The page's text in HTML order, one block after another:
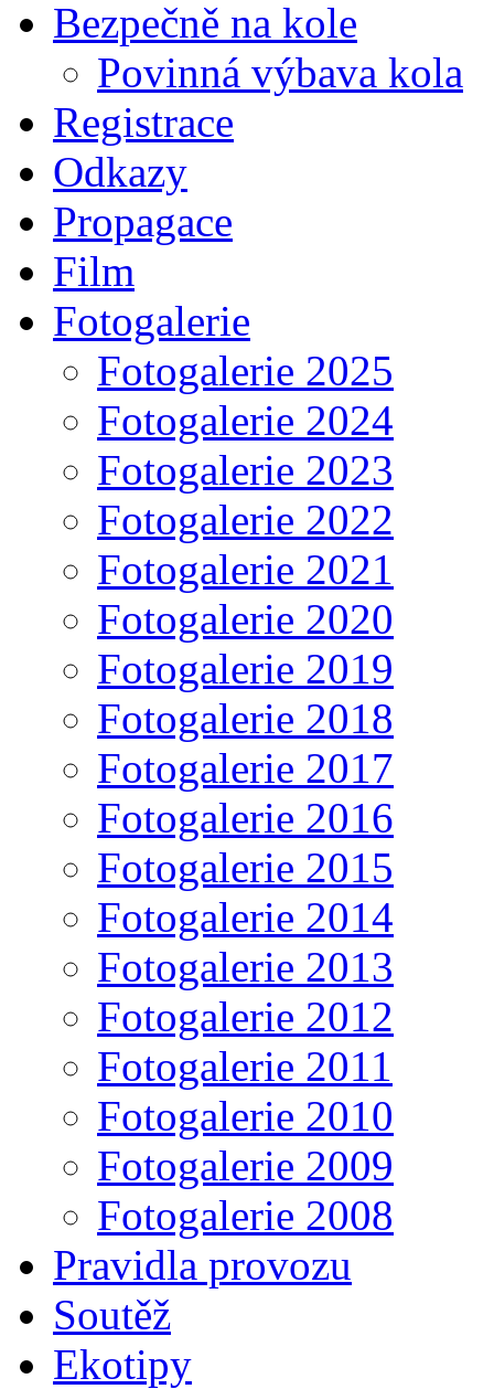
Bezpečně na kole
Povinná výbava kola
Registrace
Odkazy
Propagace
Film
Fotogalerie
Fotogalerie 2025
Fotogalerie 2024
Fotogalerie 2023
Fotogalerie 2022
Fotogalerie 2021
Fotogalerie 2020
Fotogalerie 2019
Fotogalerie 2018
Fotogalerie 2017
Fotogalerie 2016
Fotogalerie 2015
Fotogalerie 2014
Fotogalerie 2013
Fotogalerie 2012
Fotogalerie 2011
Fotogalerie 2010
Fotogalerie 2009
Fotogalerie 2008
Pravidla provozu
Soutěž
Ekotipy